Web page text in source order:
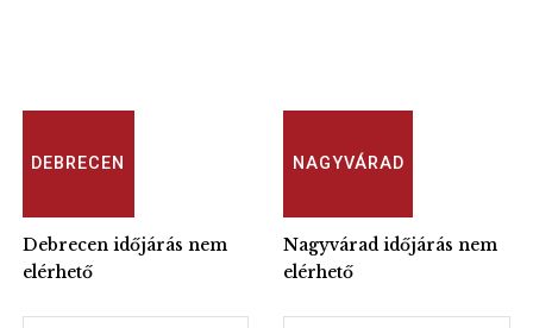
DEBRECEN
Debrecen időjárás nem
elérhető
NAGYVÁRAD
Nagyvárad időjárás nem
elérhető